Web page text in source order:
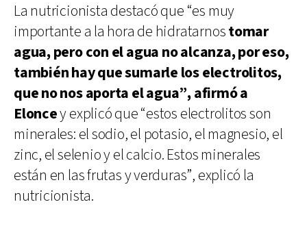
La nutricionista destacó que “es muy
importante a la hora de hidratarnostomar
agua, pero con el agua no alcanza, por eso,
también hay que sumarle los electrolitos,
que no nos aporta el agua”, afirmó a
Eloncey explicó que “estos electrolitos son
minerales: el sodio, el potasio, el magnesio, el
zinc, el selenio y el calcio. Estos minerales
están en las frutas y verduras”, explicó la
nutricionista.